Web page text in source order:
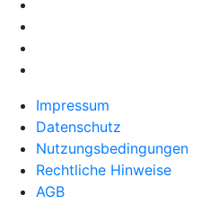
Impressum
Datenschutz
Nutzungsbedingungen
Rechtliche Hinweise
AGB